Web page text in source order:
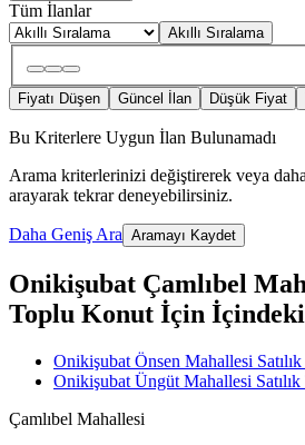
Tüm İlanlar
Akıllı Sıralama
Fiyatı Düşen Güncel İlan Düşük Fiyat
Bu Kriterlere Uygun İlan Bulunamadı
Arama kriterlerinizi değiştirerek veya
arayarak tekrar deneyebilirsiniz.
Daha Geniş Ara Aramayı Kaydet
Onikişubat Çamlıbel
Toplu Konut İçin
Onikişubat Önsen Mahallesi
Onikişubat Üngüt Mahallesi
Çamlıbel Mahallesi